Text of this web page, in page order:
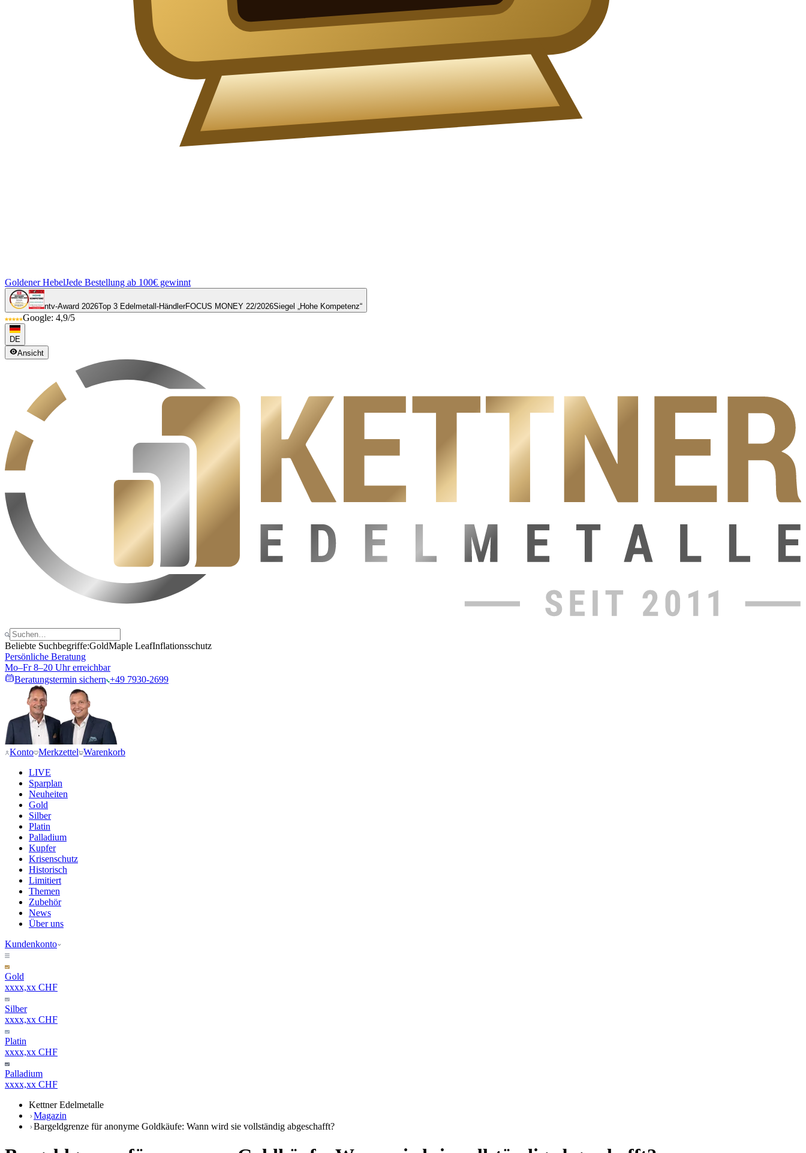
Goldener HebelJede Bestellung ab 100€ gewinnt
ntv-Award 2026Top 3 Edelmetall-HändlerFOCUS MONEY 22/2026Siegel „Hohe Kompetenz“
Google: 4,9/5
DE
Ansicht
Beliebte Suchbegriffe:GoldMaple LeafInflationsschutz
Persönliche Beratung
Mo–Fr 8–20 Uhr erreichbar
Beratungstermin sichern +49 7930-2699
Konto Merkzettel Warenkorb
LIVE
Sparplan
Neuheiten
Gold
Silber
Platin
Palladium
Kupfer
Krisenschutz
Historisch
Limitiert
Themen
Zubehör
News
Über uns
Kundenkonto
Gold
xxxx,xx CHF
Silber
xxxx,xx CHF
Platin
xxxx,xx CHF
Palladium
xxxx,xx CHF
Kettner Edelmetalle
Magazin
Bargeldgrenze für anonyme Goldkäufe: Wann wird sie vollständig abgeschafft?